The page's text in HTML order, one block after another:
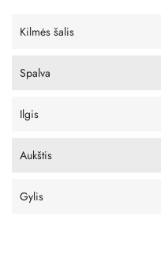
Kilmės šalis
Spalva
Ilgis
Aukštis
Gylis